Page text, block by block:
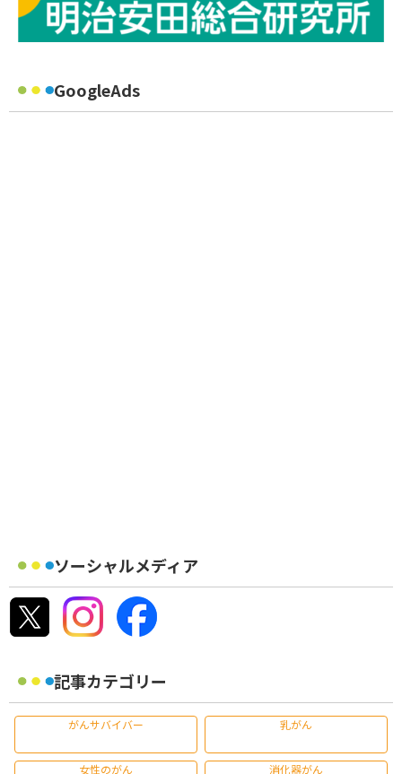
GoogleAds
ソーシャルメディア
記事カテゴリー
がんサバイバー 乳がん
女性のがん 消化器がん